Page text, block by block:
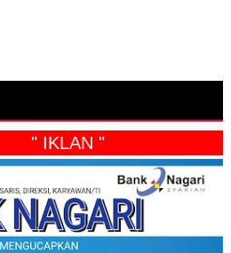
" IKLAN "